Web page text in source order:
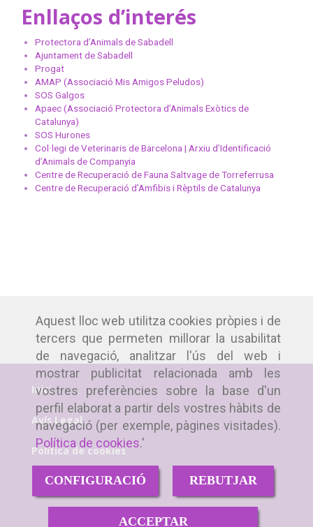
Aquest lloc web utilitza cookies pròpies i de
tercers que permeten millorar la usabilitat
de navegació, analitzar l'ús del web i
mostrar publicitat relacionada amb les
vostres preferències sobre la base d'un
perfil elaborat a partir dels vostres hàbits de
navegació (per exemple, pàgines visitades).
Política de cookies.'
CONFIGURACIÓ REBUTJAR
ACCEPTAR
Enllaços d’interés
Protectora d’Animals de Sabadell
Ajuntament de Sabadell
Progat
AMAP (Associació Mis Amigos Peludos)
SOS Galgos
Apaec (Associació Protectora d’Animals Exòtics de
Catalunya)
SOS Hurones
Col·legi de Veterinaris de Barcelona | Arxiu d’Identificació
d’Animals de Companyia
Centre de Recuperació de Fauna Saltvage de Torreferrusa
Centre de Recuperació d’Amfibis i Rèptils de Catalunya
Inici
Avís Legal
Política de cookies
Política de Privacitat